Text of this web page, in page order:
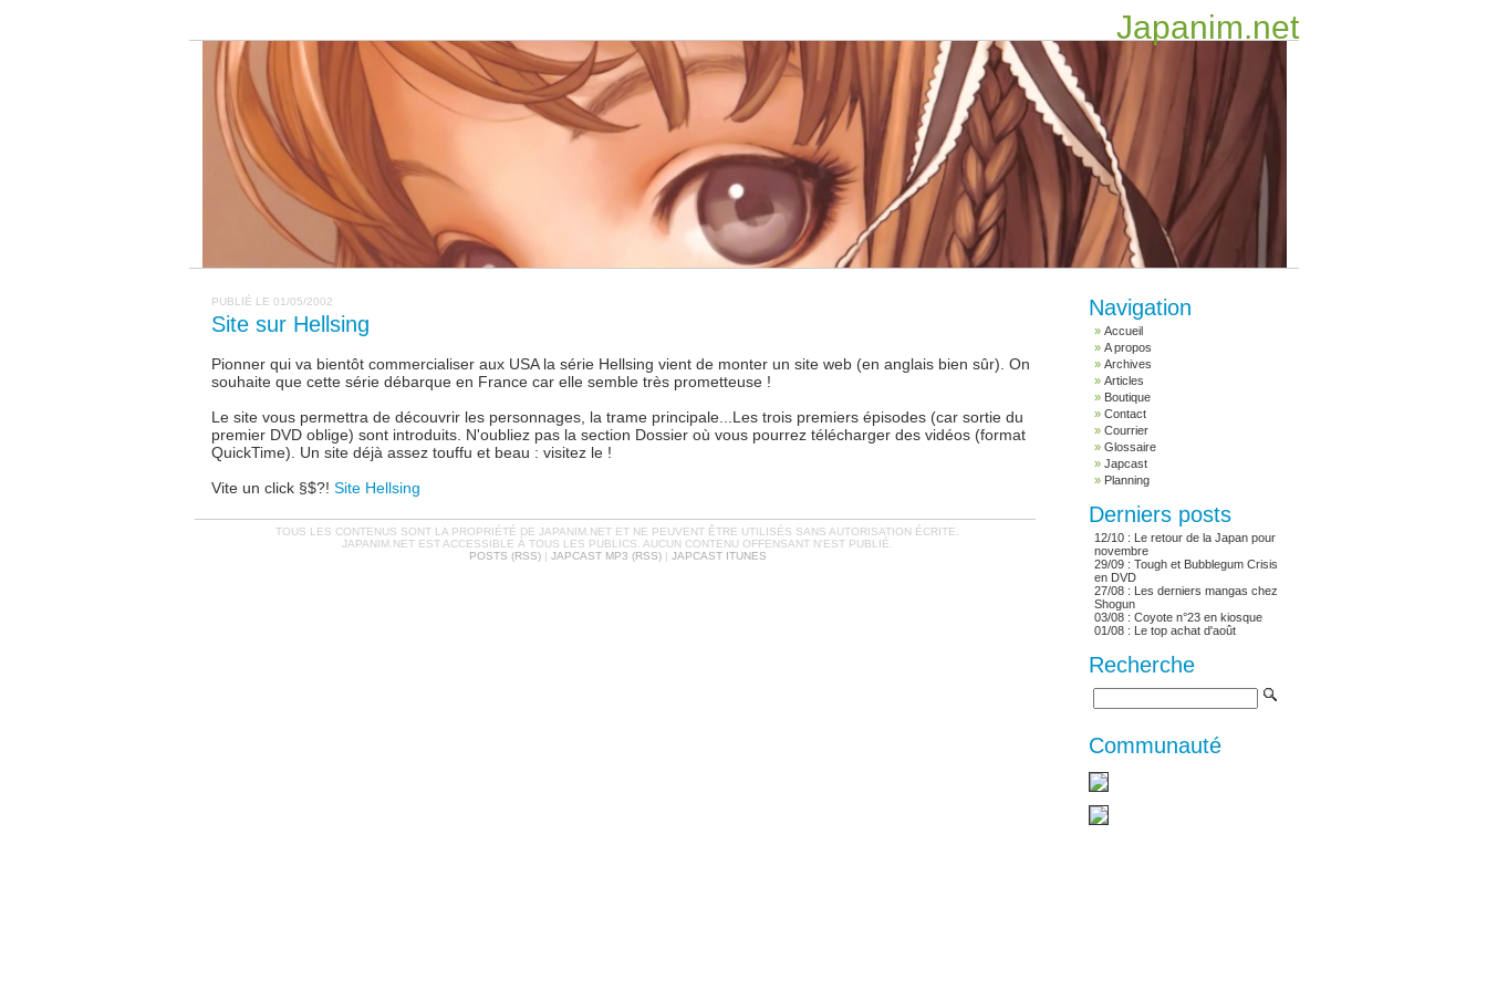
Japanim.net
Navigation
Accueil
A propos
Archives
Articles
Boutique
Contact
Courrier
Glossaire
Japcast
Planning
Derniers posts
12/10 : Le retour de la Japan pour
novembre
29/09 : Tough et Bubblegum Crisis
en DVD
27/08 : Les derniers mangas chez
Shogun
03/08 : Coyote n°23 en kiosque
01/08 : Le top achat d'août
Recherche
Communauté
PUBLIÉ LE 01/05/2002
Site sur Hellsing
Pionner qui va bientôt commercialiser aux USA la série Hellsing vient de monter un site web (en anglais bien sûr). On
souhaite que cette série débarque en France car elle semble très prometteuse !
Le site vous permettra de découvrir les personnages, la trame principale...Les trois premiers épisodes (car sortie du
premier DVD oblige) sont introduits. N'oubliez pas la section Dossier où vous pourrez télécharger des vidéos (format
QuickTime). Un site déjà assez touffu et beau : visitez le !
Vite un click §$?! Site Hellsing
TOUS LES CONTENUS SONT LA PROPRIÉTÉ DE JAPANIM.NET ET NE PEUVENT ÊTRE UTILISÉS SANS AUTORISATION ÉCRITE.
JAPANIM.NET EST ACCESSIBLE À TOUS LES PUBLICS. AUCUN CONTENU OFFENSANT N'EST PUBLIÉ.
POSTS (RSS)| JAPCAST MP3 (RSS)| JAPCAST ITUNES